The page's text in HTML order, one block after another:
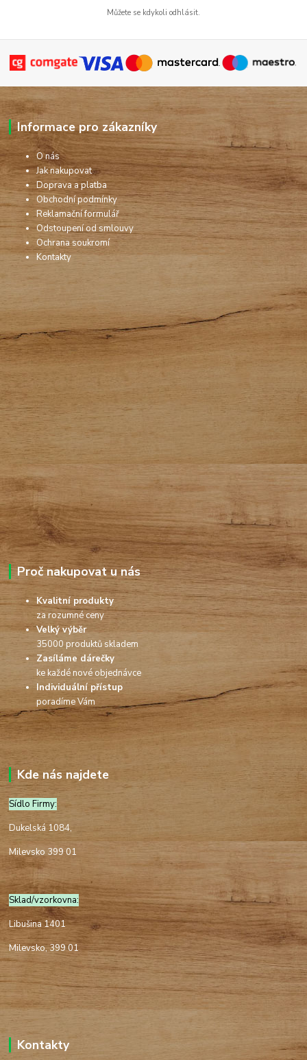
Můžete se kdykoli odhlásit.
Informace pro zákazníky
O nás
Jak nakupovat
Doprava a platba
Obchodní podmínky
Reklamační formulář
Odstoupení od smlouvy
Ochrana soukromí
Kontakty
Proč nakupovat u nás
Kvalitní produkty
za rozumné ceny
Velký výběr
35000 produktů skladem
Zasíláme dárečky
ke každé nové objednávce
Individuální přístup
poradíme Vám
Kde nás najdete
Sídlo Firmy:
Dukelská 1084,
Milevsko 399 01
Sklad/vzorkovna:
Libušina 1401
Milevsko, 399 01
Kontakty